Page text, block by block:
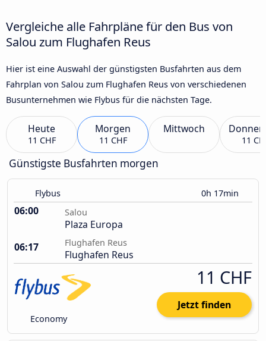
Vergleiche alle Fahrpläne für den Bus von
Salou zum Flughafen Reus
Hier ist eine Auswahl der günstigsten Busfahrten aus dem
Fahrplan von Salou zum Flughafen Reus von verschiedenen
Busunternehmen wie Flybus für die nächsten Tage.
Heute
11 CHF
Morgen
11 CHF
Mittwoch
11
Günstigste Busfahrten morgen
Flybus 0h 17min
06:00 Salou
Plaza Europa
06:17
Flughafen Reus
Flughafen Reus
Economy
11 CHF
Jetzt finden